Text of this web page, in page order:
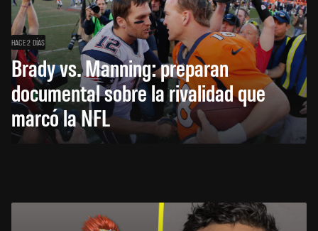
HACE 2 DÍAS
Brady vs. Manning: preparan
documental sobre la rivalidad que
marcó la NFL